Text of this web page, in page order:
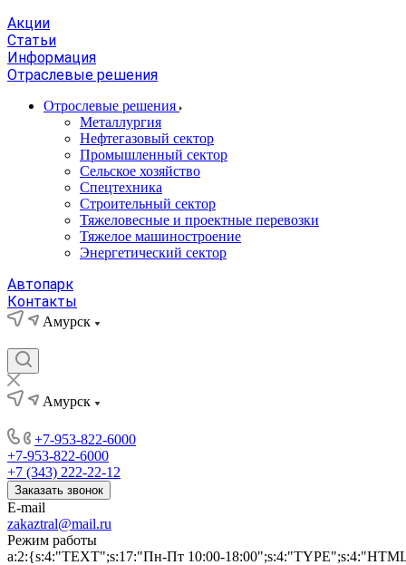
Акции
Статьи
Информация
Отраслевые решения
Отрослевые решения
Металлургия
Нефтегазовый сектор
Промышленный сектор
Сельское хозяйство
Спецтехника
Строительный сектор
Тяжеловесные и проектные перевозки
Тяжелое машиностроение
Энергетический сектор
Автопарк
Контакты
Амурск
Амурск
+7-953-822-6000
+7-953-822-6000
+7 (343) 222-22-12
Заказать звонок
E-mail
zakaztral@mail.ru
Режим работы
a:2:{s:4:"TEXT";s:17:"Пн-Пт 10:00-